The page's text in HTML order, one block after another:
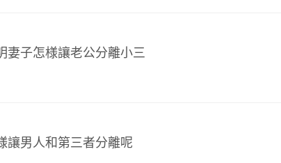
妻子怎様讓老公分離小三
讓男人和第三者分離呢